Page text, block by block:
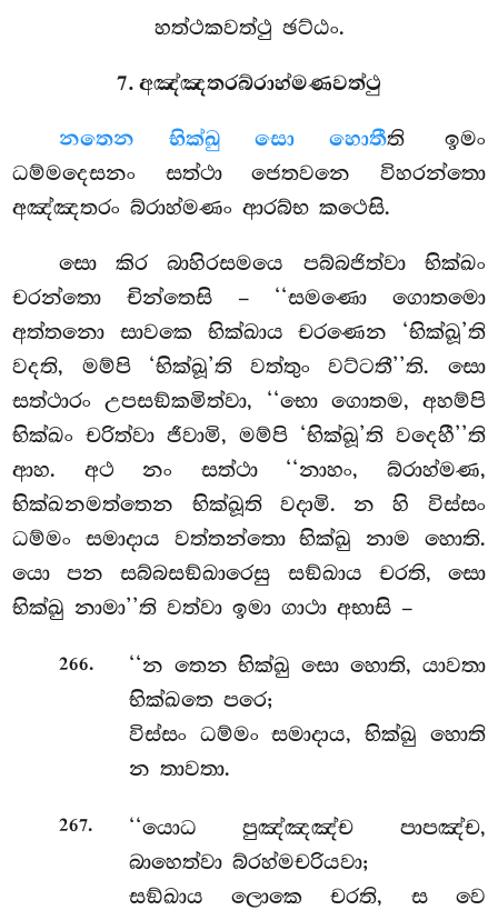
හත්ථකවත්ථු ඡට්ඨං.
7. අඤ්ඤතරබ්රාහ්මණවත්ථු
නතෙන භික්ඛු සො හොතීති ඉමං
ධම්මදෙසනං සත්ථා ජෙතවනෙ විහරන්තො
අඤ්ඤතරං බ්රාහ්මණං ආරබ්භ කථෙසි.
සො කිර බාහිරසමයෙ පබ්බජිත්වා භික්ඛං
චරන්තො චින්තෙසි – ‘‘සමණො ගොතමො
අත්තනො සාවකෙ භික්ඛාය චරණෙන ‘භික්ඛූ’ති
වදති, මම්පි ‘භික්ඛූ’ති වත්තුං වට්ටතී’’ති. සො
සත්ථාරං උපසඞ්කමිත්වා, ‘‘භො ගොතම, අහම්පි
භික්ඛං චරිත්වා ජීවාමි, මම්පි ‘භික්ඛූ’ති වදෙහී’’ති
ආහ. අථ නං සත්ථා ‘‘නාහං, බ්රාහ්මණ,
භික්ඛනමත්තෙන භික්ඛූති වදාමි. න හි විස්සං
ධම්මං සමාදාය වත්තන්තො භික්ඛු නාම හොති.
යො පන සබ්බසඞ්ඛාරෙසු සඞ්ඛාය චරති, සො
භික්ඛු නාමා’’ති වත්වා ඉමා ගාථා අභාසි –
266.
‘‘න තෙන භික්ඛු සො හොති, යාවතා
භික්ඛතෙ පරෙ;
විස්සං ධම්මං සමාදාය, භික්ඛු හොති
න තාවතා.
267.
‘‘යොධ පුඤ්ඤඤ්ච පාපඤ්ච,
බාහෙත්වා බ්රහ්මචරියවා;
සඞ්ඛාය ලොකෙ චරති, ස වෙ